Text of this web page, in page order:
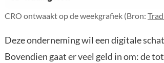
CRO ontwaakt op de weekgrafiek (Bron:
Deze onderneming wil een digitale
Bovendien gaat er veel geld in om: de